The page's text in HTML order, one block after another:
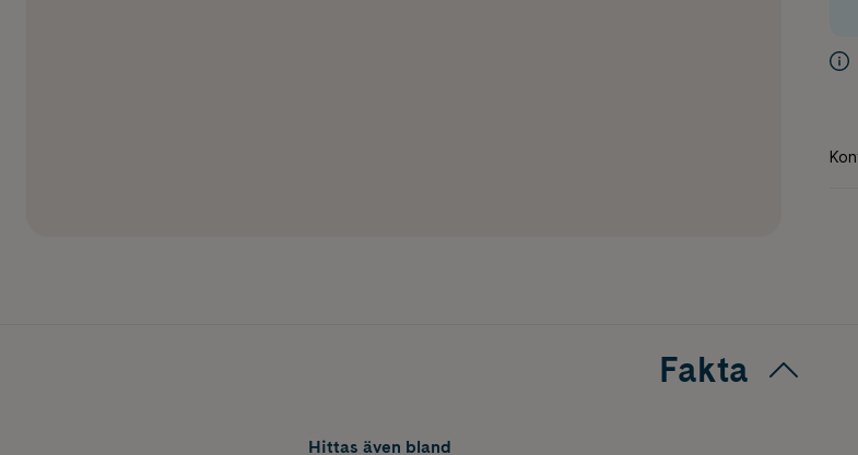
Fakta
Hittas även bland